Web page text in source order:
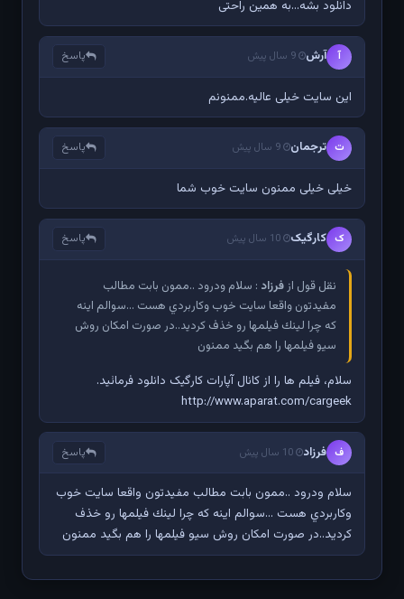
دانلود بشه...به همین راحتی
آ آرش 9 سال پیش پاسخ
این سایت خیلی عالیه.ممنونم
ت ترجمان 9 سال پیش پاسخ
خیلی خیلی ممنون سایت خوب شما
ک کارگیک 10 سال پیش پاسخ
نقل قول ازفرزاد : سلام ودرود ..ممون بابت مطالب
مفيدتون واقعا سايت خوب وكاربردي هست ...سوالم اينه
كه چرا لينك فيلمها رو خذف كرديد..در صورت امكان روش
سيو فيلمها را هم بگيد ممنون
سلام، فیلم ها را از کانال آپارات کارگیک دانلود فرمائید.
http://www.aparat.com/cargeek
ف فرزاد 10 سال پیش پاسخ
سلام ودرود ..ممون بابت مطالب مفيدتون واقعا سايت خوب
وكاربردي هست ...سوالم اينه كه چرا لينك فيلمها رو خذف
كرديد..در صورت امكان روش سيو فيلمها را هم بگيد ممنون